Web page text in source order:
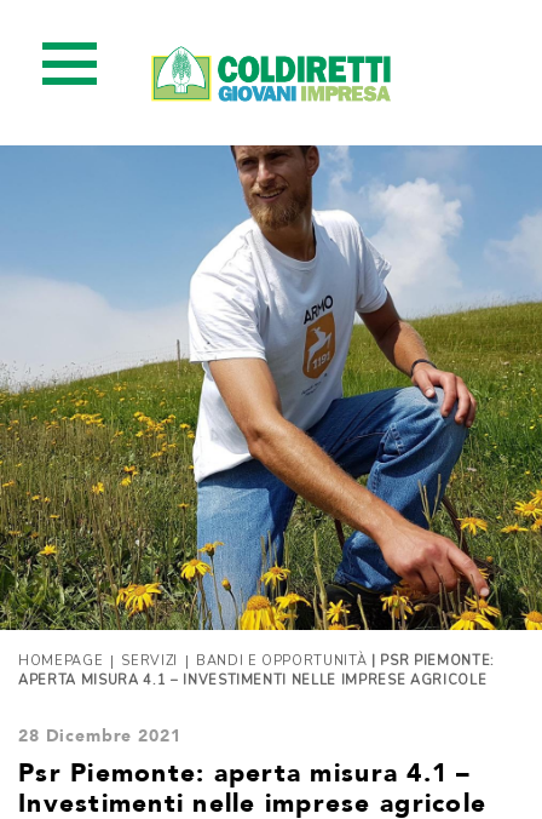
HOMEPAGE | SERVIZI | BANDI E OPPORTUNITÀ
| PSR PIEMONTE:
APERTA MISURA 4.1 – INVESTIMENTI NELLE IMPRESE AGRICOLE
28 Dicembre 2021
Psr Piemonte: aperta misura 4.1 –
Investimenti nelle imprese agricole